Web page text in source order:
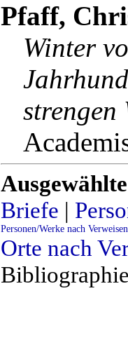
Pfaff,
Winter
Briefe |
Personen/Werke nach Verweisen
Orte nach
Bibliographie